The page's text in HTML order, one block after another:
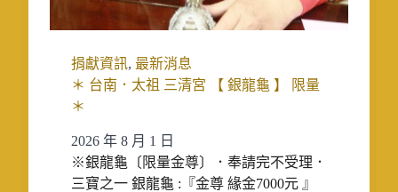
捐獻資訊, 最新消息
＊ 台南．太祖 三清宮 【 銀龍龜 】 限量
＊
2026 年 8 月 1 日
※銀龍龜〔限量金尊〕．奉請完不受理．
三寶之一 銀龍龜 :『金尊 緣金7000元 』